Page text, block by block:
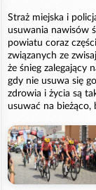
Straż miejska i
usuwania nawisów
powiatu coraz
związanych ze
że śnieg zalegający
gdy nie usuwa się
zdrowia i życia są
usuwać na bieżąco,